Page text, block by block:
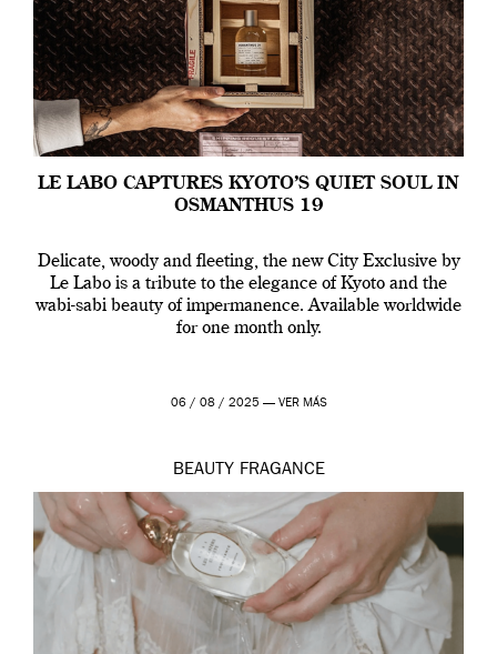
LE LABO CAPTURES KYOTO’S QUIET SOUL IN
OSMANTHUS 19
Delicate, woody and fleeting, the new City Exclusive by
Le Labo is a tribute to the elegance of Kyoto and the
wabi-sabi beauty of impermanence. Available worldwide
for one month only.
06 / 08 / 2025 — VER MÁS
BEAUTY FRAGANCE